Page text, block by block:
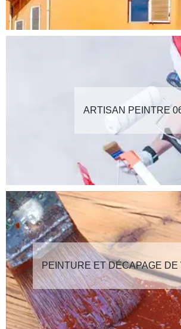
ARTISAN PEINTRE
PEINTURE ET DÉCAPAGE DE